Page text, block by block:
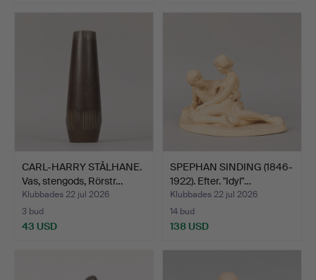
CARL-HARRY STÅLHANE.
Vas, stengods, Rörstr…
Klubbades 22 jul 2026
3 bud
43 USD
SPEPHAN SINDING (1846-
1922). Efter. "Idyl"…
Klubbades 22 jul 2026
14 bud
138 USD